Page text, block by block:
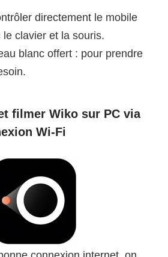
directement le mobile
clavier et la souris.
blanc offert : pour prendre
filmer Wiko sur PC via
Wi-Fi